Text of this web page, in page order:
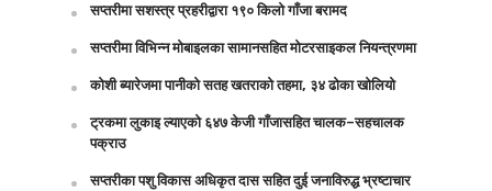
सप्तरीमा सशस्त्र प्रहरीद्वारा १९० किलो गाँजा बरामद
सप्तरीमा विभिन्न मोबाइलका सामानसहित मोटरसाइकल नियन्त्रणमा
कोशी ब्यारेजमा पानीको सतह खतराको तहमा, ३४ ढोका खोलियो
ट्रकमा लुकाइ ल्याएको ६४७ केजी गाँजासहित चालक–सहचालक
पक्राउ
सप्तरीका पशु विकास अधिकृत दास सहित दुई जनाविरुद्ध भ्रष्टाचार